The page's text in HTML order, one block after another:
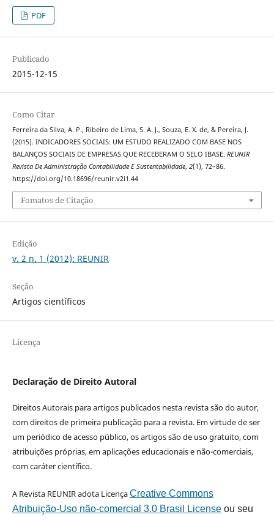
PDF
Publicado
2015-12-15
Como Citar
Ferreira da Silva, A. P., Ribeiro de Lima, S. A. J., Souza, E. X. de, & Pereira, J.
(2015). INDICADORES SOCIAIS: UM ESTUDO REALIZADO COM BASE NOS
BALANÇOS SOCIAIS DE EMPRESAS QUE RECEBERAM O SELO IBASE. REUNIR
Revista De Administração Contabilidade E Sustentabilidade, 2(1), 72–86.
https://doi.org/10.18696/reunir.v2i1.44
Fomatos de Citação
Edição
v. 2 n. 1 (2012): REUNIR
Seção
Artigos científicos
Licença
Declaração de Direito Autoral
Direitos Autorais para artigos publicados nesta revista são do autor,
com direitos de primeira publicação para a revista. Em virtude de ser
um periódico de acesso público, os artigos são de uso gratuito, com
atribuições próprias, em aplicações educacionais e não-comerciais,
com caráter científico.
A Revista REUNIR adota LicençaCreative Commons
Atribuição-Uso não-comercial 3.0 Brasil Licenseou seu